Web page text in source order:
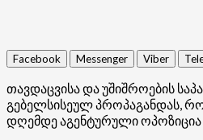
Facebook Messenger Viber
თავდაცვისა და უშიშროების
გებელსისეულ პროპაგანდას,
დღემდე აგენტურული